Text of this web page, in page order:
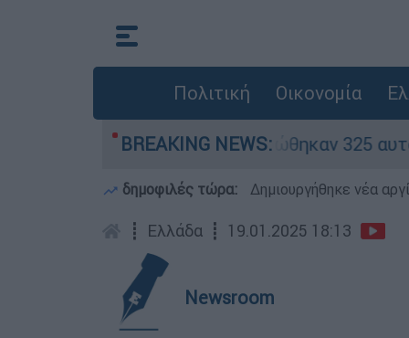
Πολιτική Οικονομία
BREAKING NEWS:
- Ολοκληρώθηκαν 325 αυτοψίες στις
δημοφιλές τώρα: Δημιουργήθηκε νέα
┋ Ελλάδα ┋ 19.01.2025 18:13
Newsroom